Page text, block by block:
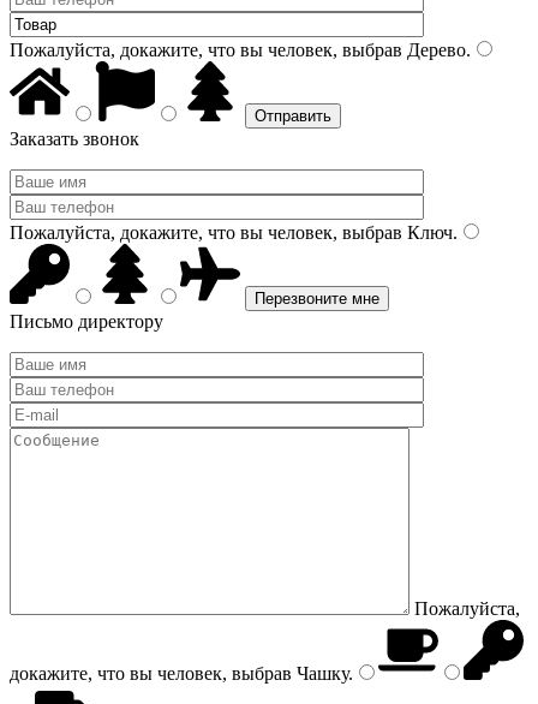
Пожалуйста, докажите, что вы человек, выбрав Дерево.
Заказать звонок
Пожалуйста, докажите, что вы человек, выбрав Ключ.
Письмо директору
Пожалуйста,
докажите, что вы человек, выбрав Чашку.